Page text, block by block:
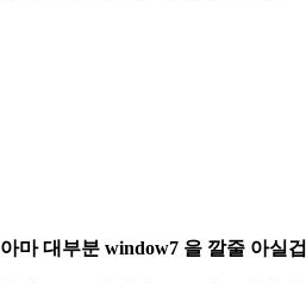
아마 대부분 window7 을 깔줄 아실